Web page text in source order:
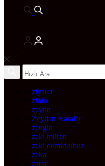
ziyaret
zihin
zeytin
Zeydan Karalar
zengin
zeki müren
zeki demirkubuz
zeka
zarar